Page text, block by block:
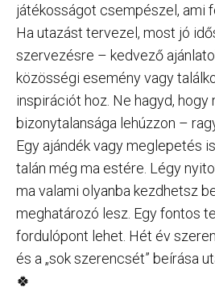
játékosságot csempészel, ami
Ha utazást tervezel, most jó
szervezésre – kedvező
közösségi esemény vagy
inspirációt hoz. Ne hagyd, hogy
bizonytalansága lehúzzon –
Egy ajándék vagy meglepetés
talán még ma estére. Légy
ma valami olyanba kezdhetsz
meghatározó lesz. Egy fontos
fordulópont lehet. Hét év
és a „sok szerencsét” beírása
🍀